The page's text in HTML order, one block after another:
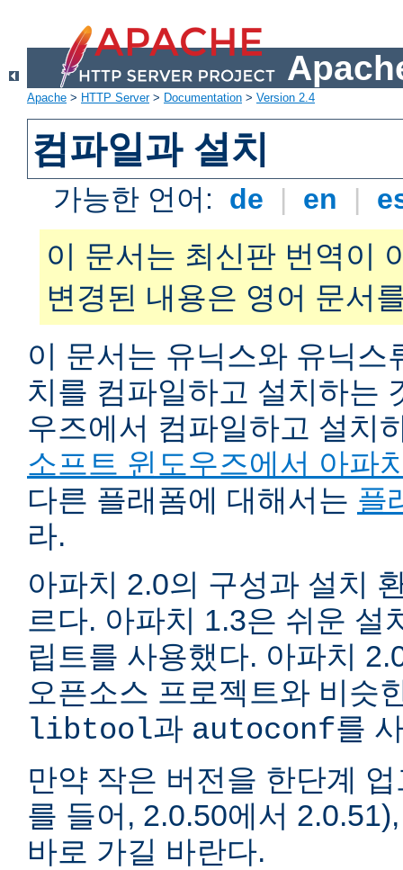
Apache > HTTP Server> Documentation > Version 2.4
컴파일과 설치
가능한 언어: de | en |
이 문서는 최신판 번역이
변경된 내용은 영어 문서
이 문서는 유닉스와 유닉스
치를 컴파일하고 설치하는
우즈에서 컴파일하고 설치
소프트 윈도우즈에서 아파
다른 플래폼에 대해서는 플
라.
아파치 2.0의 구성과 설치
르다. 아파치 1.3은 쉬운 설
립트를 사용했다. 아파치
오픈소스 프로젝트와 비슷
libtool과 autoconf를
만약 작은 버전을 한단계
를 들어, 2.0.50에서
바로 가길 바란다.